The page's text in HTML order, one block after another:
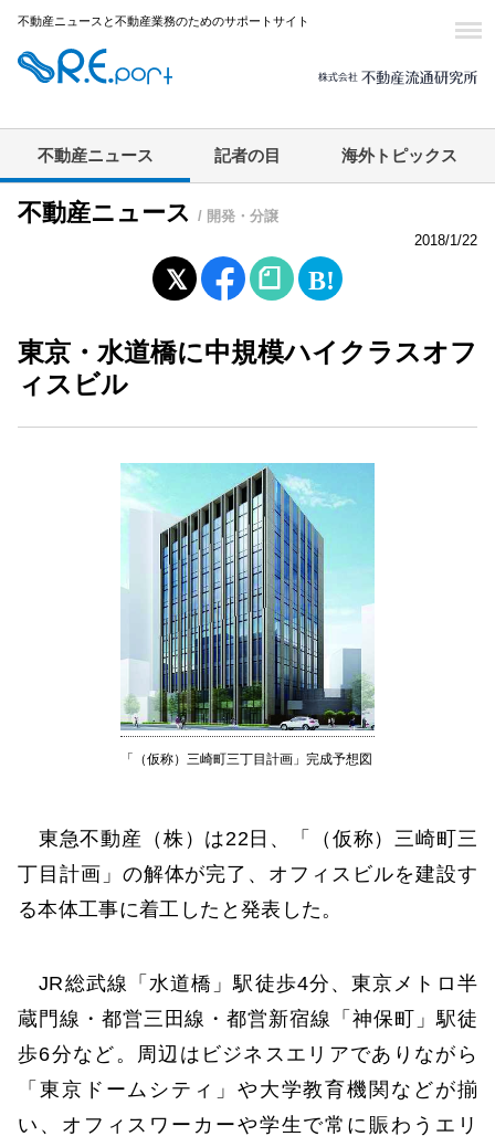
不動産ニュースと不動産業務のためのサポートサイト
不動産ニュース 記者の目 海外トピックス
不動産ニュース / 開発・分譲
2018/1/22
東京・水道橋に中規模ハイクラスオフ
ィスビル
「（仮称）三崎町三丁目計画」完成予想図
東急不動産（株）は22日、「（仮称）三崎町三
丁目計画」の解体が完了、オフィスビルを建設す
る本体工事に着工したと発表した。
JR総武線「水道橋」駅徒歩4分、東京メトロ半
蔵門線・都営三田線・都営新宿線「神保町」駅徒
歩6分など。周辺はビジネスエリアでありながら
「東京ドームシティ」や大学教育機関などが揃
い、オフィスワーカーや学生で常に賑わうエリ